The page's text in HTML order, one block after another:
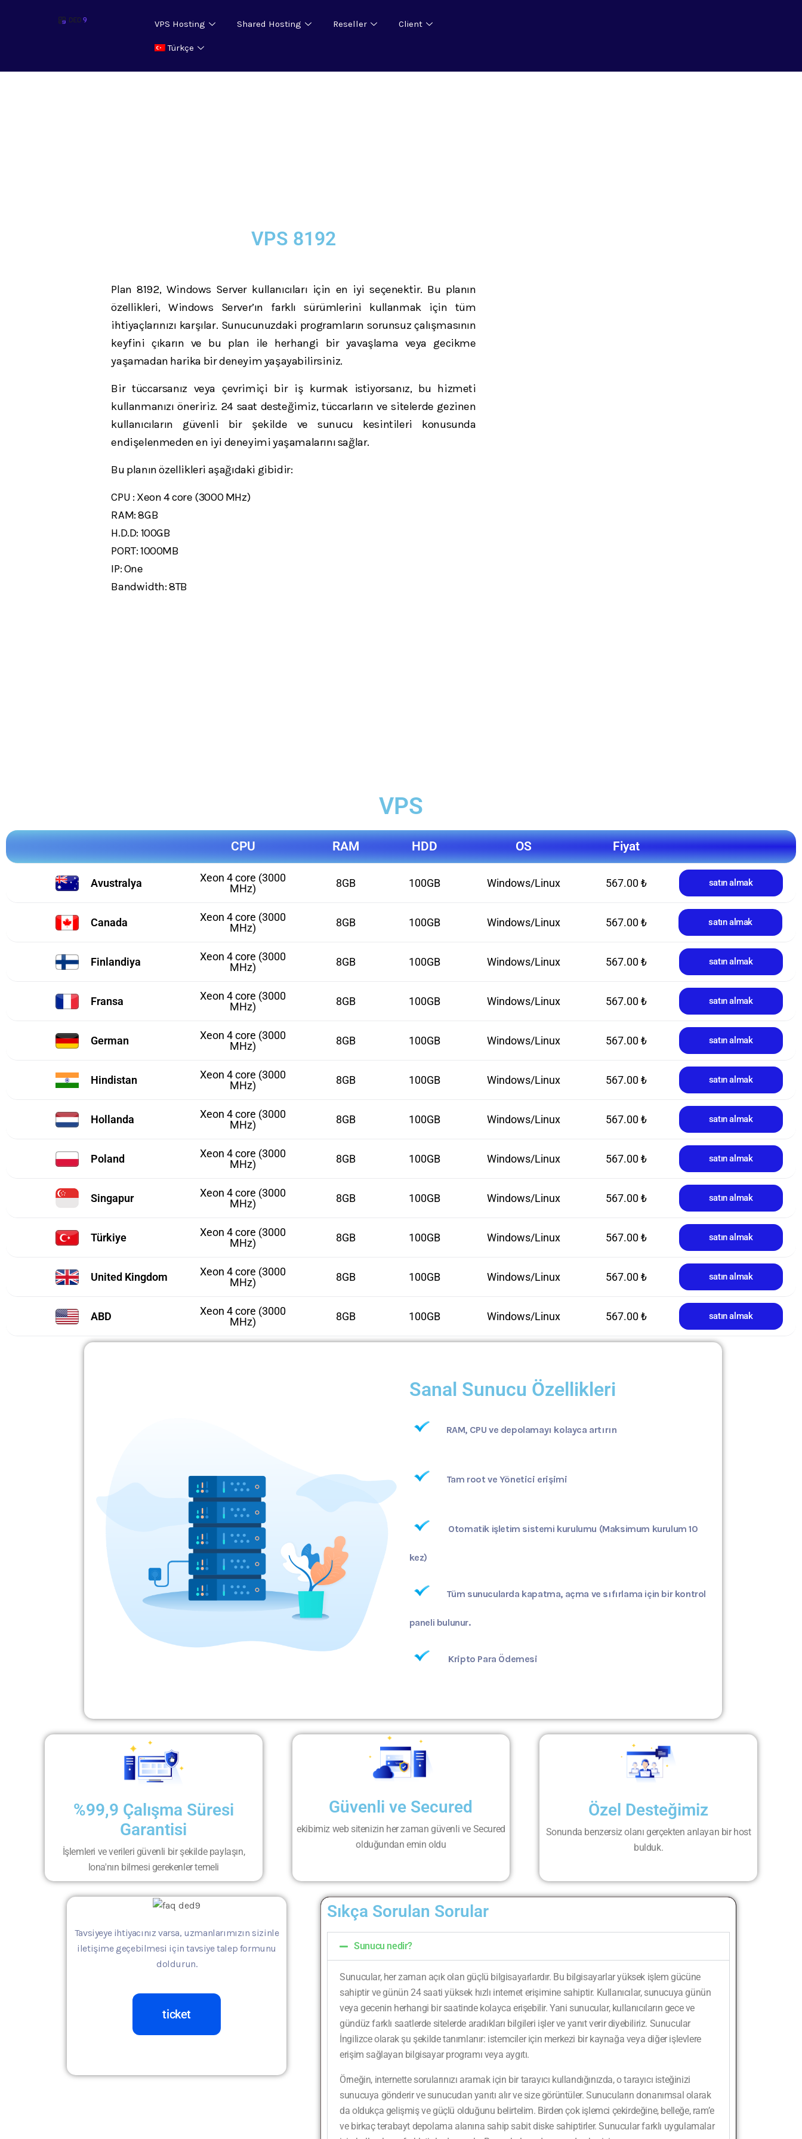
VPS Hosting Shared Hosting Reseller Client
Türkçe
VPS 8192
Plan 8192, Windows Server kullanıcıları için en iyi seçenektir. Bu planın
özellikleri, Windows Server’ın farklı sürümlerini kullanmak için tüm
ihtiyaçlarınızı karşılar. Sunucunuzdaki programların sorunsuz çalışmasının
keyfini çıkarın ve bu plan ile herhangi bir yavaşlama veya gecikme
yaşamadan harika bir deneyim yaşayabilirsiniz.
Bir tüccarsanız veya çevrimiçi bir iş kurmak istiyorsanız, bu hizmeti
kullanmanızı öneririz. 24 saat desteğimiz, tüccarların ve sitelerde gezinen
kullanıcıların güvenli bir şekilde ve sunucu kesintileri konusunda
endişelenmeden en iyi deneyimi yaşamalarını sağlar.
Bu planın özellikleri aşağıdaki gibidir:
CPU : Xeon 4 core (3000 MHz)
RAM: 8GB
H.D.D: 100GB
PORT: 1000MB
IP: One
Bandwidth: 8TB
VPS
CPU RAM HDD OS Fiyat
Avustralya
Xeon 4 core (3000
MHz)
8GB 100GB Windows/Linux 567.00 ₺ satın almak
Canada
Xeon 4 core (3000
MHz)
8GB 100GB Windows/Linux 567.00 ₺ satın almak
Finlandiya
Xeon 4 core (3000
MHz)
8GB 100GB Windows/Linux 567.00 ₺ satın almak
Fransa
Xeon 4 core (3000
MHz)
8GB 100GB Windows/Linux 567.00 ₺ satın almak
German
Xeon 4 core (3000
MHz)
8GB 100GB Windows/Linux 567.00 ₺ satın almak
Hindistan
Xeon 4 core (3000
MHz)
8GB 100GB Windows/Linux 567.00 ₺ satın almak
Hollanda
Xeon 4 core (3000
MHz)
8GB 100GB Windows/Linux 567.00 ₺ satın almak
Poland
Xeon 4 core (3000
MHz)
8GB 100GB Windows/Linux 567.00 ₺ satın almak
Singapur
Xeon 4 core (3000
MHz)
8GB 100GB Windows/Linux 567.00 ₺ satın almak
Türkiye
Xeon 4 core (3000
MHz)
8GB 100GB Windows/Linux 567.00 ₺ satın almak
United Kingdom
Xeon 4 core (3000
MHz)
8GB 100GB Windows/Linux 567.00 ₺ satın almak
ABD
Xeon 4 core (3000
MHz)
8GB 100GB Windows/Linux 567.00 ₺ satın almak
Sanal Sunucu Özellikleri
RAM, CPU ve depolamayı kolayca artırın
Tam root ve Yönetici erişimi
Otomatik işletim sistemi kurulumu (Maksimum kurulum 10
kez)
Tüm sunucularda kapatma, açma ve sıfırlama için bir kontrol
paneli bulunur.
Kripto Para Ödemesi
%99,9 Çalışma Süresi
Garantisi
İşlemleri ve verileri güvenli bir şekilde paylaşın,
lona'nın bilmesi gerekenler temeli
Güvenli ve Secured
ekibimiz web sitenizin her zaman güvenli ve Secured
olduğundan emin oldu
Özel Desteğimiz
Sonunda benzersiz olanı gerçekten anlayan bir host
bulduk.
Tavsiyeye ihtiyacınız varsa, uzmanlarımızın sizinle
iletişime geçebilmesi için tavsiye talep formunu
doldurun.
ticket
Sıkça Sorulan Sorular
Sunucu nedir?
Sunucular, her zaman açık olan güçlü bilgisayarlardır. Bu bilgisayarlar yüksek işlem gücüne
sahiptir ve günün 24 saati yüksek hızlı internet erişimine sahiptir. Kullanıcılar, sunucuya günün
veya gecenin herhangi bir saatinde kolayca erişebilir. Yani sunucular, kullanıcıların gece ve
gündüz farklı saatlerde sitelerde aradıkları bilgileri işler ve yanıt verir diyebiliriz. Sunucular
İngilizce olarak şu şekilde tanımlanır: istemciler için merkezi bir kaynağa veya diğer işlevlere
erişim sağlayan bilgisayar programı veya aygıtı.
Örneğin, internette sorularınızı aramak için bir tarayıcı kullandığınızda, o tarayıcı isteğinizi
sunucuya gönderir ve sunucudan yanıtı alır ve size görüntüler. Sunucuların donanımsal olarak
da oldukça gelişmiş ve güçlü olduğunu belirtelim. Birden çok işlemci çekirdeğine, belleğe, ram’e
ve birkaç terabayt depolama alanına sahip sabit diske sahiptirler. Sunucular farklı uygulamalar